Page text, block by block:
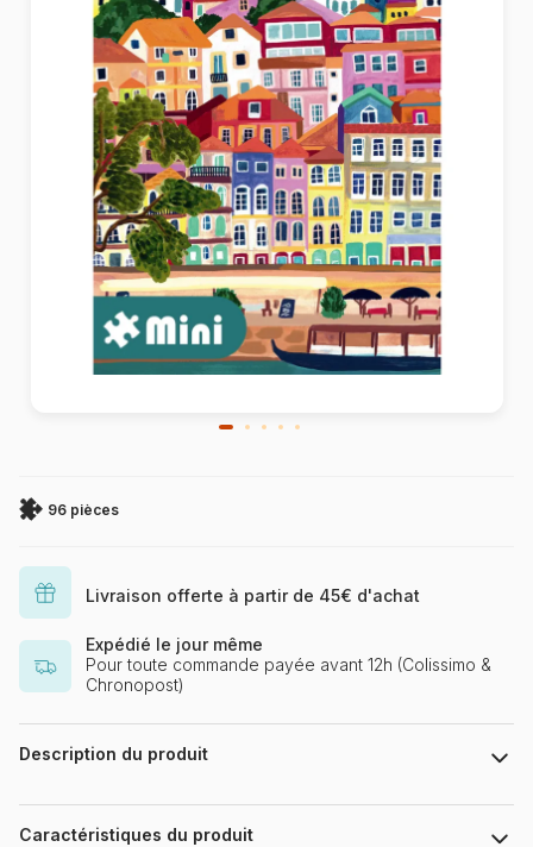
96 pièces
Livraison offerte à partir de 45€ d'achat
Expédié le jour même
Pour toute commande payée avant 12h (Colissimo &
Chronopost)
Description du produit
Hebe Studio
Caractéristiques du produit